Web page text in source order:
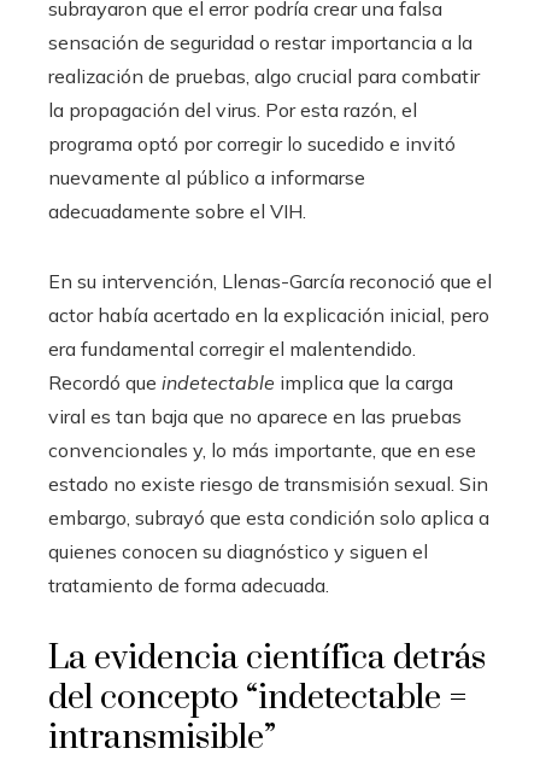
subrayaron que el error podría crear una falsa
sensación de seguridad o restar importancia a la
realización de pruebas, algo crucial para combatir
la propagación del virus. Por esta razón, el
programa optó por corregir lo sucedido e invitó
nuevamente al público a informarse
adecuadamente sobre el VIH.
En su intervención, Llenas-García reconoció que el
actor había acertado en la explicación inicial, pero
era fundamental corregir el malentendido.
Recordó que indetectable implica que la carga
viral es tan baja que no aparece en las pruebas
convencionales y, lo más importante, que en ese
estado no existe riesgo de transmisión sexual. Sin
embargo, subrayó que esta condición solo aplica a
quienes conocen su diagnóstico y siguen el
tratamiento de forma adecuada.
La evidencia científica detrás
del concepto “indetectable =
intransmisible”